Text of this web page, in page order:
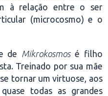
à relação entre o ser
(microcosmo) e o
de Mikrokosmosé filho
Treinado por sua mãe
tornar um virtuose, aos
todas as grandes